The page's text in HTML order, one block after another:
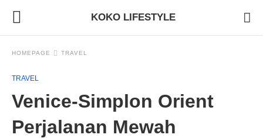
KOKO LIFESTYLE
HOMEPAGE TRAVEL
TRAVEL
Venice-Simplon Orient
Perjalanan Mewah